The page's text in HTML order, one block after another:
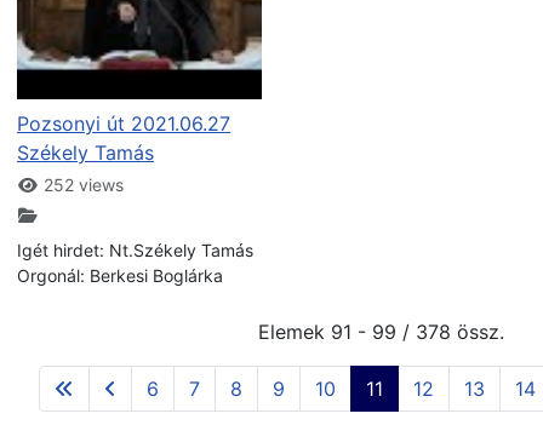
Pozsonyi út 2021.06.27
Székely Tamás
252 views
Igét hirdet: Nt.Székely Tamás
Orgonál: Berkesi Boglárka
Elemek 91 - 99 / 378 össz.
6 7 8 9 10 11 12 13 14